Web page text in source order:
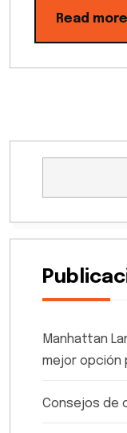
Read more
Manhattan
mejor opción
Consejos de